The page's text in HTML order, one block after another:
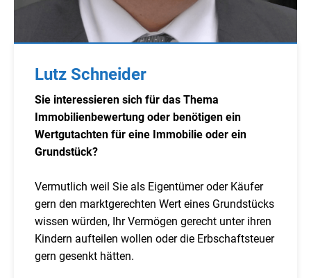
Lutz Schneider
Sie interessieren sich für das Thema
Immobilienbewertung oder benötigen ein
Wertgutachten für eine Immobilie oder ein
Grundstück?
Vermutlich weil Sie als Eigentümer oder Käufer
gern den marktgerechten Wert eines Grundstücks
wissen würden, Ihr Vermögen gerecht unter ihren
Kindern aufteilen wollen oder die Erbschaftsteuer
gern gesenkt hätten.